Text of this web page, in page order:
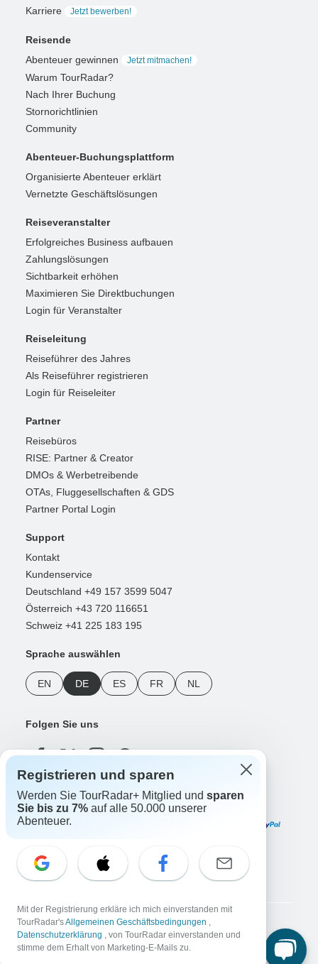
Karriere
Jetzt bewerben!
Reisende
Abenteuer gewinnen
Jetzt mitmachen!
Warum TourRadar?
Nach Ihrer Buchung
Stornorichtlinien
Community
Abenteuer-Buchungsplattform
Organisierte Abenteuer erklärt
Vernetzte Geschäftslösungen
Reiseveranstalter
Erfolgreiches Business aufbauen
Zahlungslösungen
Sichtbarkeit erhöhen
Maximieren Sie Direktbuchungen
Login für Veranstalter
Reiseleitung
Reiseführer des Jahres
Als Reiseführer registrieren
Login für Reiseleiter
Partner
Reisebüros
RISE: Partner & Creator
DMOs & Werbetreibende
OTAs, Fluggesellschaften & GDS
Partner Portal Login
Support
Kontakt
Kundenservice
Deutschland +49 157 3599 5047
Österreich +43 720 116651
Schweiz +41 225 183 195
Sprache auswählen
EN DE ES FR NL
Folgen Sie uns
Zahlungsmethoden
Unsere App herunterladen
Copyright © TourRadar. Alle Rechte vorbehalten.
Impressum
Datenschutzerklärung AGB
Registrieren und sparen
Werden Sie TourRadar+ Mitglied und sparen
Sie bis zu 7% auf alle 50.000 unserer
Abenteuer.
Mit der Registrierung erkläre ich mich einverstanden mit
TourRadar'sAllgemeinen Geschäftsbedingungen ,
Datenschutzerklärung , von TourRadar einverstanden und
stimme dem Erhalt von Marketing-E-Mails zu.